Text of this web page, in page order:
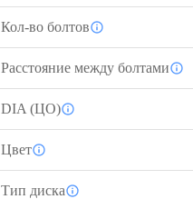
Кол-во болтов
Расстояние между болтами
DIA (ЦО)
Цвет
Тип диска